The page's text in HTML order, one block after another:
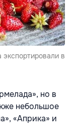
экспортировали в
но в
небольшое
«Априка» и